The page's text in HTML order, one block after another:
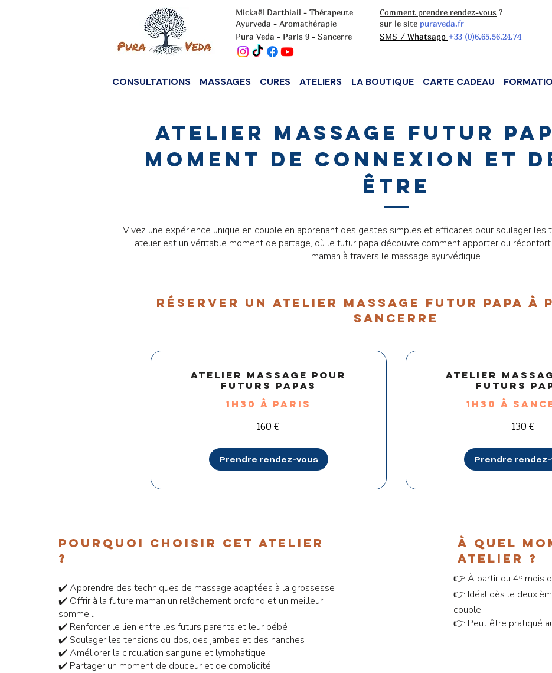
Mickaël Darthiail - Thérapeute
Ayurveda - Aromathérapie
Pura Veda - Paris 9 - Sancerre
Comment prendre rendez-vous ?
sur le site puraveda.fr
SMS / Whatsapp +33 (0)6.65.56.24.74
CONSULTATIONS MASSAGES CURES ATELIERS LA BOUTIQUE CARTE CADEAU
Atelier massage futur
moment de connexion et
être
Vivez une expérience unique en couple en apprenant des gestes simples et efficaces pour soulager les
atelier est un véritable moment de partage, où le futur papa découvre comment apporter du
maman à travers le massage ayurvédique.
réserver un ATELIER MASSAGE FUTUR PAPA
sancerre
Atelier massage pour
futurs papas
1h30 à PARIS
160 €
Prendre rendez-vous
Atelier
futurs
1h30 à
130 €
Prendre
pourquoi choisir cet atelier
?
✔️ Apprendre des techniques de massage adaptées à la grossesse
✔️ Offrir à la future maman un relâchement profond et un meilleur
sommeil
✔️ Renforcer le lien entre les futurs parents et leur bébé
✔️ Soulager les tensions du dos, des jambes et des hanches
✔️ Améliorer la circulation sanguine et lymphatique
✔️ Partager un moment de douceur et de complicité
à quel
atelier ?
👉 À partir du 4ᵉ mois
👉 Idéal dès le
couple
👉 Peut être pratiqué